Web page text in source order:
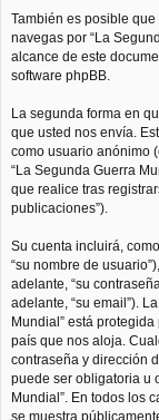
También es posible
navegas por “La
alcance de este
software phpBB.
La segunda forma en
que usted nos envía.
como usuario anónimo
“La Segunda Guerra
que realice tras
publicaciones”).
Su cuenta incluirá,
“su nombre de
adelante, “su
adelante, “su email”).
Mundial” está
país que nos aloja.
contraseña y dirección
puede ser obligatoria u
Mundial”. En todos los
se muestra